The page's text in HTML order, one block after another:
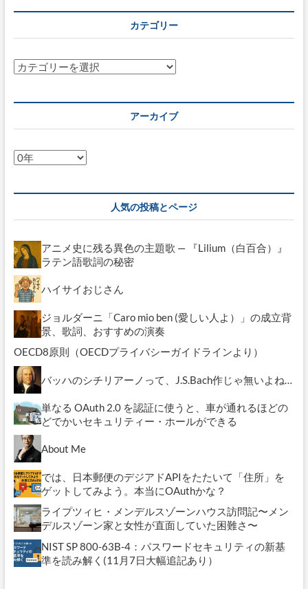
の
ジ
ル
ア
っ
カテゴリー
カ
ー
アーカイブ
ア
ブ
人気の投稿とページ
アニメ史に残る異色の主題歌 — 『Lilium（白百合）』
ラテン語歌詞の秘密
ハイサイおじさん
ジョルダーニ「Caro mio ben (愛しい人よ）」の成立背
景、歌詞、おすすめの演奏
OECD8原則（OECDプライバシーガイドラインより）
バッハのシチリアーノって、J.S.Bach作じゃ無いよね…
単なる OAuth 2.0 を認証に使うと、車が通れるほどの
どでかいセキュリティー・ホールができる
About Me
では、日本郵便のデジアドAPIをたたいて「住所」を
ゲットしてみよう。本当にOAuthかな？
ライプツィヒ・メンデルスゾーンハウス訪問記〜メン
デルスゾーン家と女性が直面していた困難さ〜
NIST SP 800-63B-4：パスワードセキュリティの新基
準を読み解く(11月7日大幅追記あり）